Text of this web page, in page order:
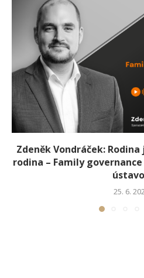
Zdeněk Vondráček:
rodina – Family
25. 6.